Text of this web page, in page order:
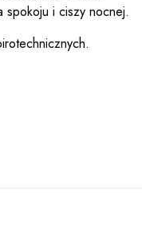
spokoju i ciszy nocnej.